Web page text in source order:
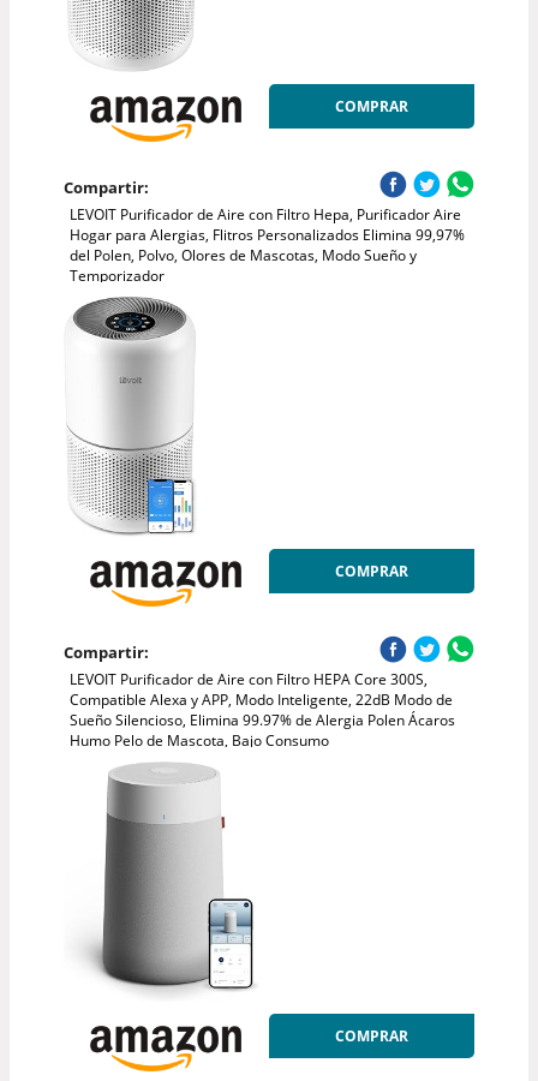
COMPRAR
Compartir:
LEVOIT Purificador de Aire con Filtro Hepa, Purificador Aire
Hogar para Alergias, Flitros Personalizados Elimina 99,97%
del Polen, Polvo, Olores de Mascotas, Modo Sueño y
Temporizador
COMPRAR
Compartir:
LEVOIT Purificador de Aire con Filtro HEPA Core 300S,
Compatible Alexa y APP, Modo Inteligente, 22dB Modo de
Sueño Silencioso, Elimina 99.97% de Alergia Polen Ácaros
Humo Pelo de Mascota, Bajo Consumo
COMPRAR